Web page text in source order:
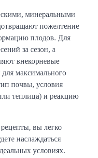
минеральными
пожелтение
плодов. Для
за сезон, а
внекорневые
максимального
почвы, условия
теплица) и реакцию
вы легко
наслаждаться
условиях.